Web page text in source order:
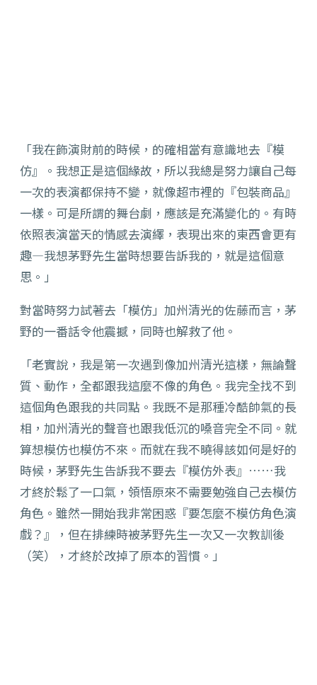
「我在飾演財前的時候，的確相當有意識地去『模
仿』。我想正是這個緣故，所以我總是努力讓自己每
一次的表演都保持不變，就像超市裡的『包裝商品』
一樣。可是所謂的舞台劇，應該是充滿變化的。有時
依照表演當天的情感去演繹，表現出來的東西會更有
趣—我想茅野先生當時想要告訴我的，就是這個意
思。」
對當時努力試著去「模仿」加州清光的佐藤而言，茅
野的一番話令他震撼，同時也解救了他。
「老實說，我是第一次遇到像加州清光這樣，無論聲
質、動作，全都跟我這麼不像的角色。我完全找不到
這個角色跟我的共同點。我既不是那種冷酷帥氣的長
相，加州清光的聲音也跟我低沉的嗓音完全不同。就
算想模仿也模仿不來。而就在我不曉得該如何是好的
時候，茅野先生告訴我不要去『模仿外表』……我
才終於鬆了一口氣，領悟原來不需要勉強自己去模仿
角色。雖然一開始我非常困惑『要怎麼不模仿角色演
戲？』，但在排練時被茅野先生一次又一次教訓後
（笑），才終於改掉了原本的習慣。」